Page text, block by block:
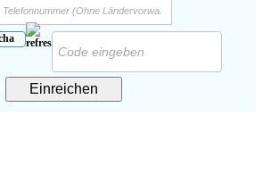
Einreichen